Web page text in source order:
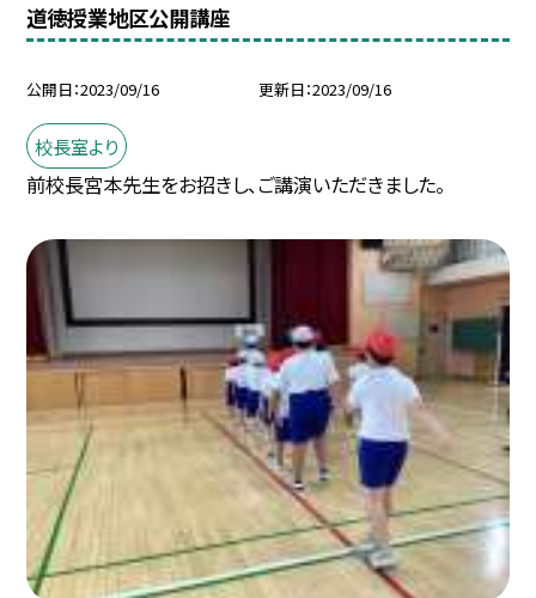
道徳授業地区公開講座
公開日 2023/09/16 更新日 2023/09/16
校長室より
前校長宮本先生をお招きし、ご講演いただきました。